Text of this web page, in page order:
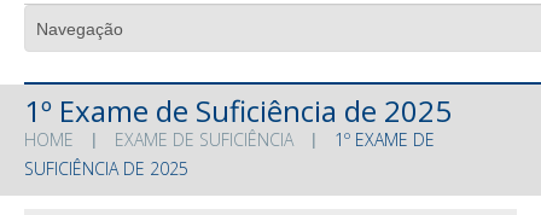
1º Exame de Suficiência de 2025
HOME EXAME DE SUFICIÊNCIA
1º EXAME DE
SUFICIÊNCIA DE 2025